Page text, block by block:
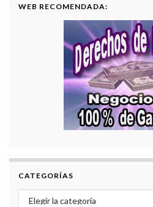
WEB RECOMENDADA:
CATEGORÍAS
Categorías